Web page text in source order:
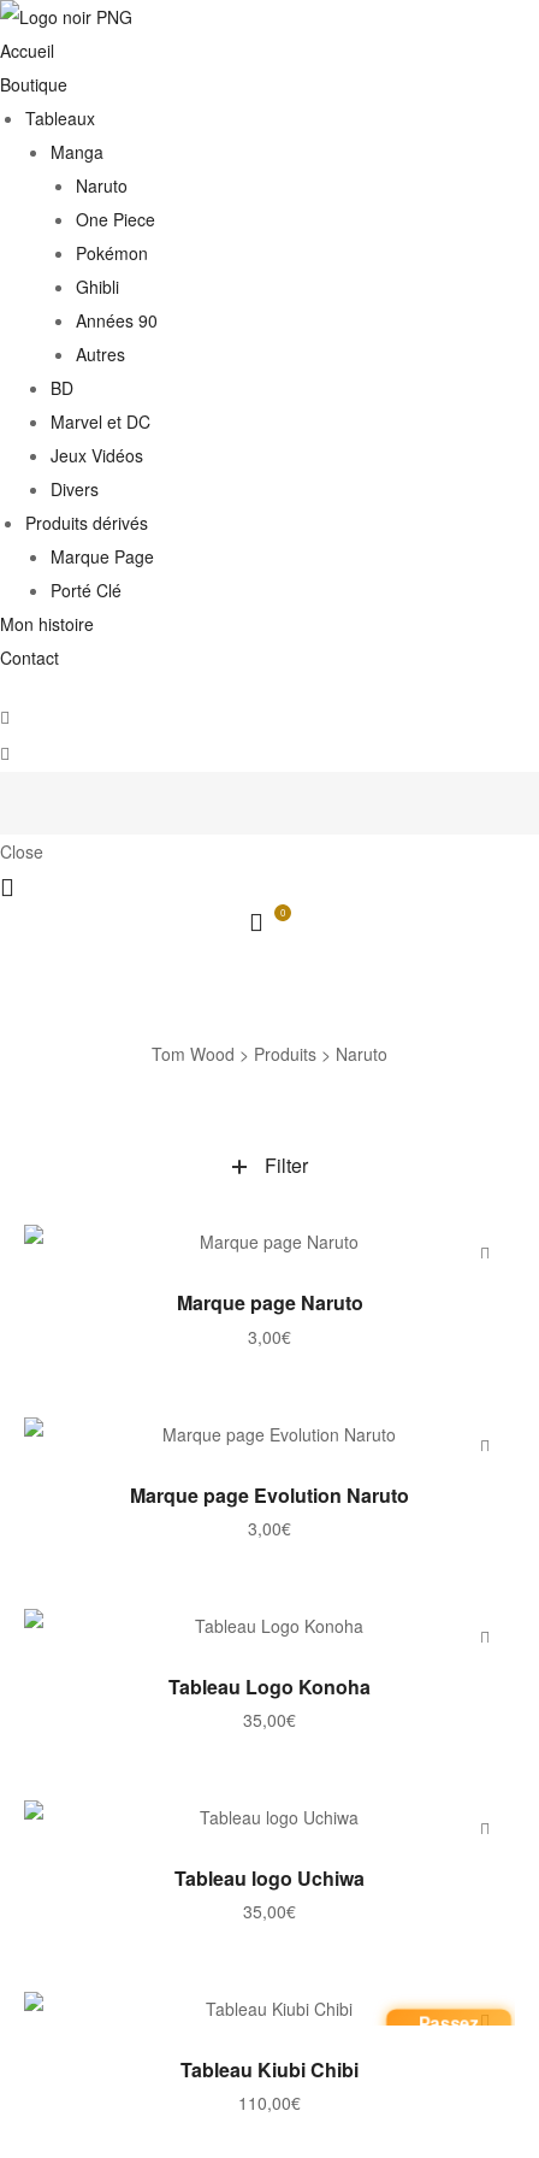
Accueil
Boutique
Tableaux
Manga
Naruto
One Piece
Pokémon
Ghibli
Années 90
Autres
BD
Marvel et DC
Jeux Vidéos
Divers
Produits dérivés
Marque Page
Porté Clé
Mon histoire
Contact
Close
0
Tom Wood > Produits > Naruto
Filter
AJOUTER AU PANIER
Marque page Naruto
3,00€
AJOUTER AU PANIER
Marque page Evolution Naruto
3,00€
AJOUTER AU PANIER
Tableau Logo Konoha
35,00€
AJOUTER AU PANIER
Tableau logo Uchiwa
35,00€
Passez
AJOUTER AU PANIER
Tableau Kiubi Chibi
110,00€